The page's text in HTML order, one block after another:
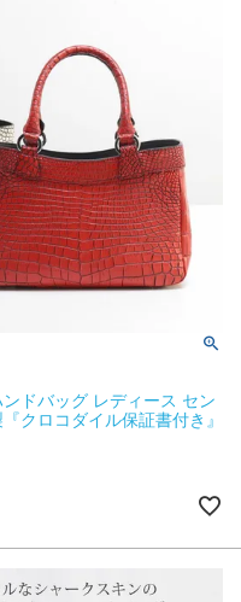
ドバッグ レディース セン
クロコダイル保証書付き』